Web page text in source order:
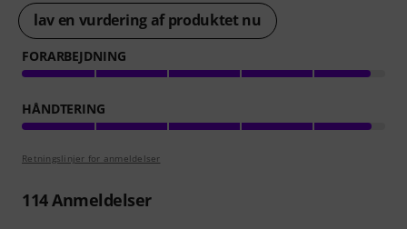
lav en vurdering af produktet nu
FORARBEJDNING
HÅNDTERING
Retningslinjer for anmeldelser
114Anmeldelser